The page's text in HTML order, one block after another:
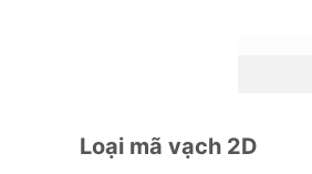
Loại mã vạch 2D